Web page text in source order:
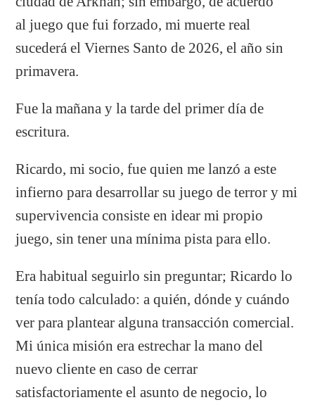
al juego que fui forzado, mi muerte real
sucederá el Viernes Santo de 2026, el año sin
primavera.
Fue la mañana y la tarde del primer día de
escritura.
Ricardo, mi socio, fue quien me lanzó a este
infierno para desarrollar su juego de terror y mi
supervivencia consiste en idear mi propio
juego, sin tener una mínima pista para ello.
Era habitual seguirlo sin preguntar; Ricardo lo
tenía todo calculado: a quién, dónde y cuándo
ver para plantear alguna transacción comercial.
Mi única misión era estrechar la mano del
nuevo cliente en caso de cerrar
satisfactoriamente el asunto de negocio, lo